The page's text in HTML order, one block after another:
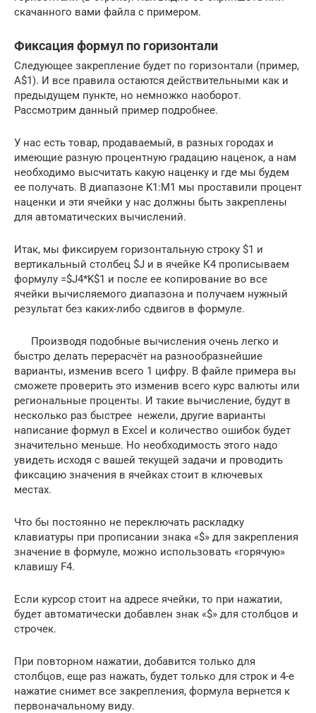
скачанного вами файла с примером.
Фиксация формул по горизонтали
Следующее закрепление будет по горизонтали (пример,
A$1). И все правила остаются действительными как и
предыдущем пункте, но немножко наоборот.
Рассмотрим данный пример подробнее.
У нас есть товар, продаваемый, в разных городах и
имеющие разную процентную градацию наценок, а нам
необходимо высчитать какую наценку и где мы будем
ее получать. В диапазоне K1:M1 мы проставили процент
наценки и эти ячейки у нас должны быть закреплены
для автоматических вычислений.
Итак, мы фиксируем горизонтальную строку $1 и
вертикальный столбец $J и в ячейке К4 прописываем
формулу =$J4*K$1 и после ее копирование во все
ячейки вычисляемого диапазона и получаем нужный
результат без каких-либо сдвигов в формуле.
Производя подобные вычисления очень легко и
быстро делать перерасчёт на разнообразнейшие
варианты, изменив всего 1 цифру. В файле примера вы
сможете проверить это изменив всего курс валюты или
региональные проценты. И такие вычисление, будут в
несколько раз быстрее нежели, другие варианты
написание формул в Excel и количество ошибок будет
значительно меньше. Но необходимость этого надо
увидеть исходя с вашей текущей задачи и проводить
фиксацию значения в ячейках стоит в ключевых
местах.
Что бы постоянно не переключать раскладку
клавиатуры при прописании знака «$» для закрепления
значение в формуле, можно использовать «горячую»
клавишу F4.
Если курсор стоит на адресе ячейки, то при нажатии,
будет автоматически добавлен знак «$» для столбцов и
строчек.
При повторном нажатии, добавится только для
столбцов, еще раз нажать, будет только для строк и 4-е
нажатие снимет все закрепления, формула вернется к
первоначальному виду.